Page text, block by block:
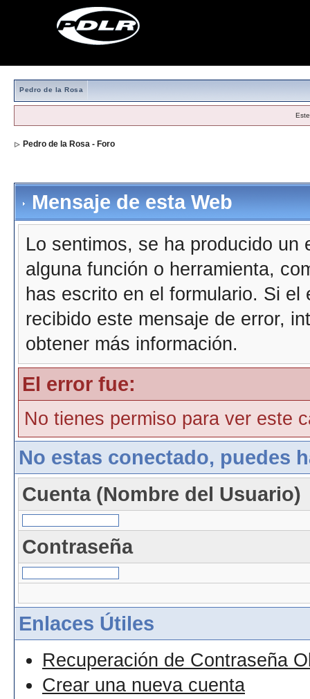
Pedro de la Rosa
Pedro de la Rosa - Foro
Mensaje de esta Web
Lo sentimos, se ha producido
alguna función o herramienta,
has escrito en el formulario. Si
recibido este mensaje de error,
obtener más información.
El error fue:
No tienes permiso para ver este
No estas conectado, puedes
Cuenta (Nombre del Usuario)
Contraseña
Enlaces Útiles
Recuperación de Contraseña
Crear una nueva cuenta